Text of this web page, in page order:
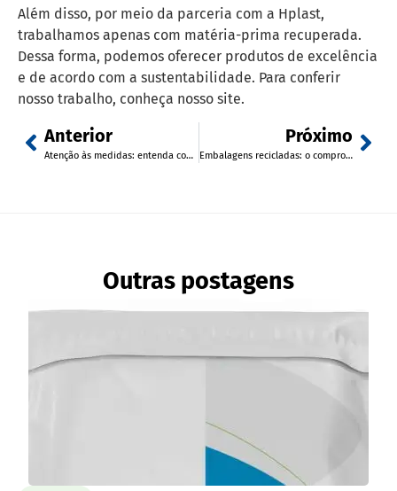
Além disso, por meio da parceria com a Hplast,
trabalhamos apenas com matéria-prima recuperada.
Dessa forma, podemos oferecer produtos de excelência
e de acordo com a sustentabilidade. Para conferir
nosso trabalho, conheça nosso site.
Anterior
Atenção às medidas: entenda como o tamanho das embalagens impacta nas suas encomendas
Próximo
Embalagens recicladas: o compromisso da Gerst com o meio ambiente
Outras postagens